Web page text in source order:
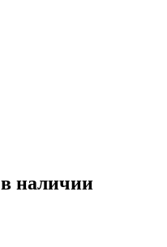
в наличии